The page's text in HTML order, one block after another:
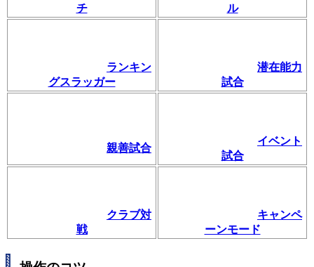
チ
ル
ランキン
グスラッガー
潜在能力
試合
親善試合
イベント
試合
クラブ対
戦
キャンペ
ーンモード